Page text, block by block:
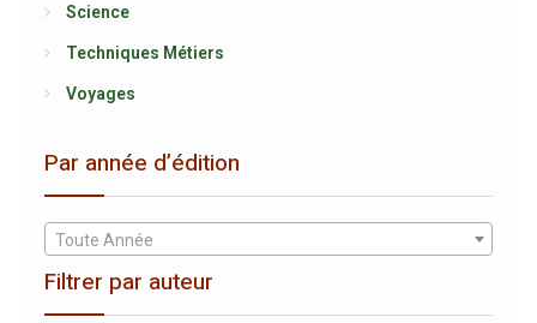
Science
Techniques Métiers
Voyages
Par année d’édition
Toute Année
Filtrer par auteur